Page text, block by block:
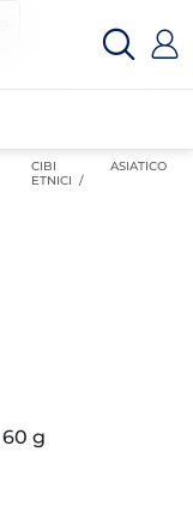
CIBI
ETNICI /
ASIATICO